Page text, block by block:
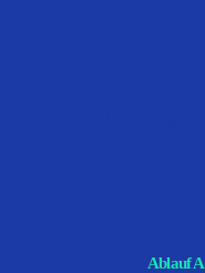
Ablauf